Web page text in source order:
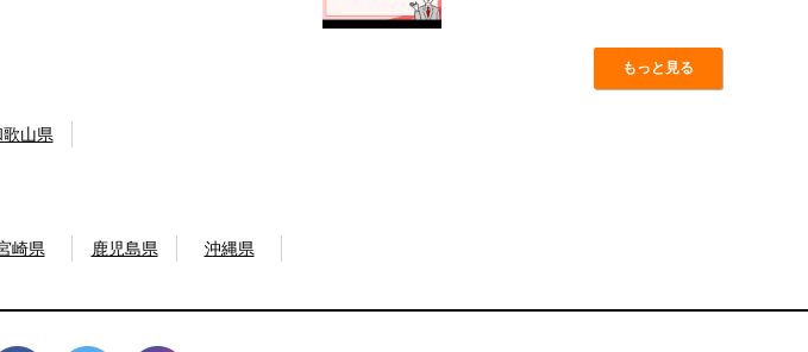
歌山県
崎県 鹿児島県 沖縄県
もっと見る